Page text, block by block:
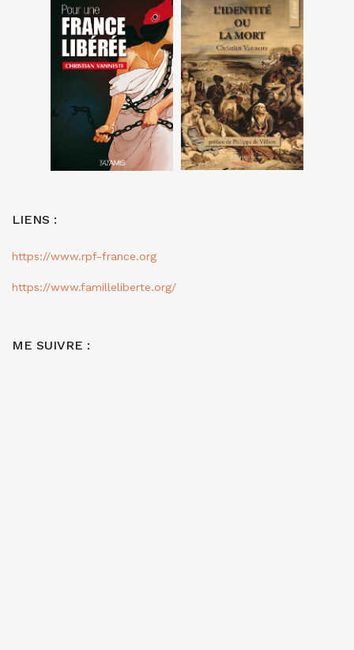
LIENS :
https://www.rpf-france.org
https://www.familleliberte.org/
ME SUIVRE :